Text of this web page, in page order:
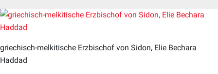
griechisch-melkitische Erzbischof von Sidon, Elie Bechara
Haddad